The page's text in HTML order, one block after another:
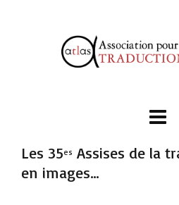
Les 35es Assises de la
en images…